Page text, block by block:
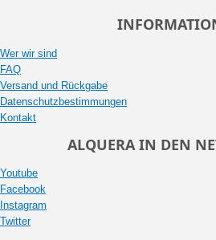
Wer wir sind
FAQ
Versand und Rückgabe
Datenschutzbestimmungen
Kontakt
ALQUERA IN DEN
Youtube
Facebook
Instagram
Twitter